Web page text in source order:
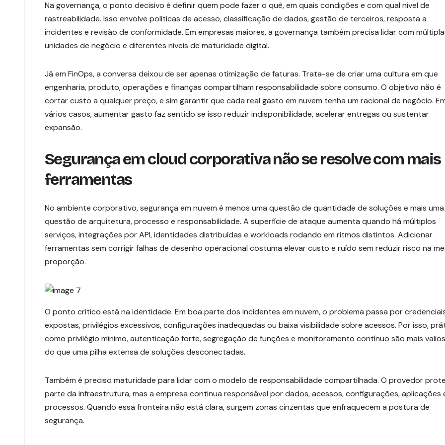
Na governança, o ponto decisivo é definir quem pode fazer o quê, em quais condições e com qual nível de
rastreabilidade. Isso envolve políticas de acesso, classificação de dados, gestão de terceiros, resposta a
incidentes e revisão de conformidade. Em empresas maiores, a governança também precisa lidar com
unidades de negócio e diferentes níveis de maturidade digital.
Já em FinOps, a conversa deixou de ser apenas otimização de faturas. Trata-se de criar uma cultura em que
engenharia, produto, operações e finanças compartilham responsabilidade sobre consumo. O objetivo não é
cortar custo a qualquer preço, e sim garantir que cada real gasto em nuvem tenha um racional de negócio.
vários casos, aumentar gasto faz sentido se isso reduzir indisponibilidade, acelerar entregas ou sustentar
expansão.
Segurança em cloud corporativa não se resolve com mais
ferramentas
No ambiente corporativo, segurança em nuvem é menos uma questão de quantidade de soluções e mais uma
questão de arquitetura, processo e responsabilidade. A superfície de ataque aumenta quando há múltiplos
serviços, integrações por API, identidades distribuídas e workloads rodando em ritmos distintos. Adicionar
ferramentas sem corrigir falhas de desenho operacional costuma elevar custo e ruído sem reduzir risco na
proporção.
O ponto crítico está na identidade. Em boa parte dos incidentes em nuvem, o problema passa por
expostas, privilégios excessivos, configurações inadequadas ou baixa visibilidade sobre acessos. Por isso,
como privilégio mínimo, autenticação forte, segregação de funções e monitoramento contínuo são mais
do que uma pilha extensa de soluções desconectadas.
Também é preciso maturidade para lidar com o modelo de responsabilidade compartilhada. O provedor
parte da infraestrutura, mas a empresa continua responsável por dados, acessos, configurações, aplicações
processos. Quando essa fronteira não está clara, surgem zonas cinzentas que enfraquecem a postura de
segurança.